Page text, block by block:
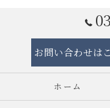
お問い合わせは
ホーム